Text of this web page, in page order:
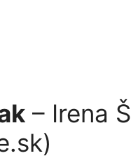
– Irena